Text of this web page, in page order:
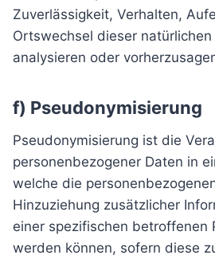
Zuverlässigkeit, Verhalten,
Ortswechsel dieser natürlichen
analysieren oder
f) Pseudonymisierung
Pseudonymisierung ist die
personenbezogener Daten in
welche die
Hinzuziehung zusätzlicher
einer spezifischen betroffenen
werden können, sofern diese